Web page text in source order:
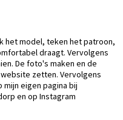
het model, teken het patroon,
draagt. Vervolgens
De foto's maken en de
zetten. Vervolgens
eigen pagina bij
en op Instagram